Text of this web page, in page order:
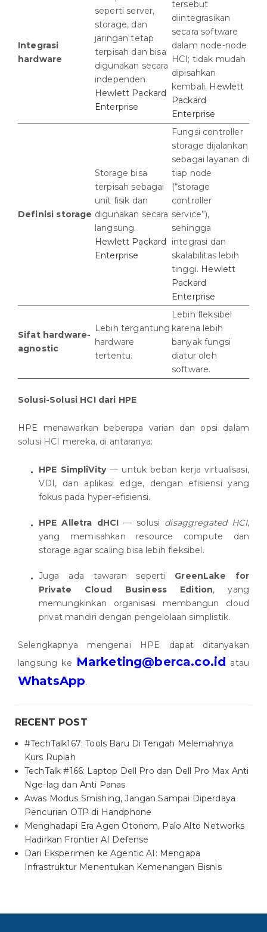
Integrasi
hardware
seperti server,
storage, dan
jaringan tetap
terpisah dan bisa
digunakan secara
independen.
Hewlett Packard
Enterprise
tersebut
diintegrasikan
secara software
dalam node-node
HCI; tidak mudah
dipisahkan
kembali. Hewlett
Packard
Enterprise
Definisi storage
Storage bisa
terpisah sebagai
unit fisik dan
digunakan secara
langsung.
Hewlett Packard
Enterprise
Fungsi controller
storage dijalankan
sebagai layanan di
tiap node
(“storage
controller
service”),
sehingga
integrasi dan
skalabilitas lebih
tinggi. Hewlett
Packard
Enterprise
Sifat hardware-
agnostic
Lebih tergantung
hardware
tertentu.
Lebih fleksibel
karena lebih
banyak fungsi
diatur oleh
software.
Solusi-Solusi HCI dari HPE
HPE menawarkan beberapa varian dan opsi dalam
solusi HCI mereka, di antaranya:
HPE SimpliVity— untuk beban kerja virtualisasi,
VDI, dan aplikasi edge, dengan efisiensi yang
fokus pada hyper-efisiensi.
HPE Alletra dHCI — solusi disaggregated HCI,
yang memisahkan resource compute dan
storage agar scaling bisa lebih fleksibel.
Juga ada tawaran seperti GreenLake for
Private Cloud Business Edition, yang
memungkinkan organisasi membangun cloud
privat mandiri dengan pengelolaan simplistik.
Selengkapnya mengenai HPE dapat ditanyakan
langsung ke Marketing@berca.co.id atau
WhatsApp.
RECENT POST
#TechTalk167: Tools Baru Di Tengah Melemahnya
Kurs Rupiah
TechTalk #166: Laptop Dell Pro dan Dell Pro Max Anti
Nge-lag dan Anti Panas
Awas Modus Smishing, Jangan Sampai Diperdaya
Pencurian OTP di Handphone
Menghadapi Era Agen Otonom, Palo Alto Networks
Hadirkan Frontier AI Defense
Dari Eksperimen ke Agentic AI: Mengapa
Infrastruktur Menentukan Kemenangan Bisnis